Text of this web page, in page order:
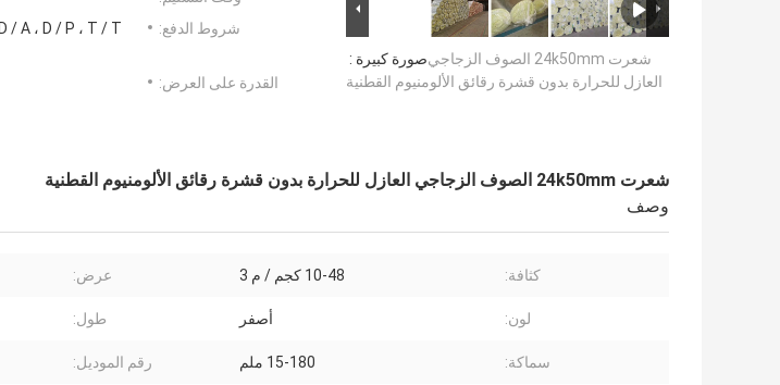
صورة كبيرة :شعرت 24k50mm الصوف الزجاجي
العازل للحرارة بدون قشرة رقائق الألومنيوم القطنية
شروط الدفع:
القدرة على العرض:
شعرت 24k50mm الصوف الزجاجي العازل للحرارة بدون قشرة رقائق الألومنيوم القطنية
وصف
كثافة: 10-48 كجم / م 3 عرض:
لون: أصفر طول:
سماكة: 15-180 ملم رقم الموديل: